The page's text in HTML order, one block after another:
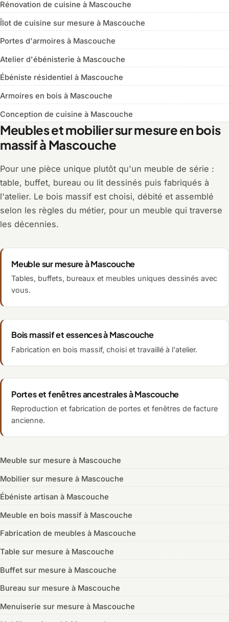
Rénovation de cuisine à Mascouche
Îlot de cuisine sur mesure à Mascouche
Portes d'armoires à Mascouche
Atelier d'ébénisterie à Mascouche
Ébéniste résidentiel à Mascouche
Armoires en bois à Mascouche
Conception de cuisine à Mascouche
Meubles et mobilier sur mesure en bois
massif à Mascouche
Pour une pièce unique plutôt qu'un meuble de série :
table, buffet, bureau ou lit dessinés puis fabriqués à
l'atelier. Le bois massif est choisi, débité et assemblé
selon les règles du métier, pour un meuble qui traverse
les décennies.
Meuble sur mesure à Mascouche
Tables, buffets, bureaux et meubles uniques dessinés avec
vous.
Bois massif et essences à Mascouche
Fabrication en bois massif, choisi et travaillé à l'atelier.
Portes et fenêtres ancestrales à Mascouche
Reproduction et fabrication de portes et fenêtres de facture
ancienne.
Meuble sur mesure à Mascouche
Mobilier sur mesure à Mascouche
Ébéniste artisan à Mascouche
Meuble en bois massif à Mascouche
Fabrication de meubles à Mascouche
Table sur mesure à Mascouche
Buffet sur mesure à Mascouche
Bureau sur mesure à Mascouche
Menuiserie sur mesure à Mascouche